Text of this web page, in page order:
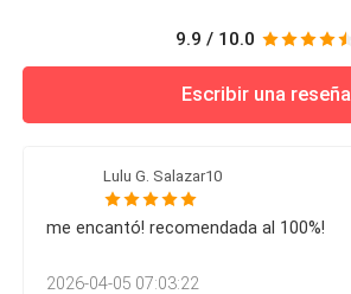
9.9 / 10.0
Escribir una reseña
Lulu G. Salazar10
me encantó! recomendada al 100%!
2026-04-05 07:03:22